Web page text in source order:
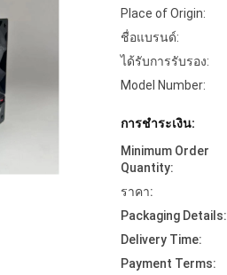
Place of Origin:
ชื่อแบรนด์:
ได้รับการรับรอง:
Model Number:
การชำระเงิน:
Minimum Order
Quantity:
ราคา:
Packaging Details:
Delivery Time:
Payment Terms: